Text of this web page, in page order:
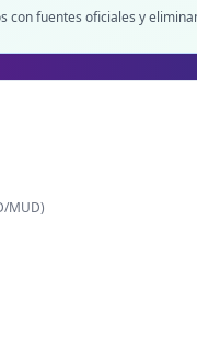
con fuentes oficiales y
MUD)